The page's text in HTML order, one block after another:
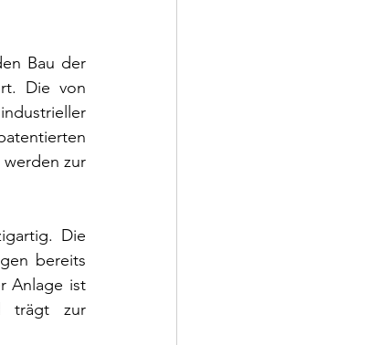
Bau der
Die von
zur
Die
bereits
Anlage ist
trägt zur